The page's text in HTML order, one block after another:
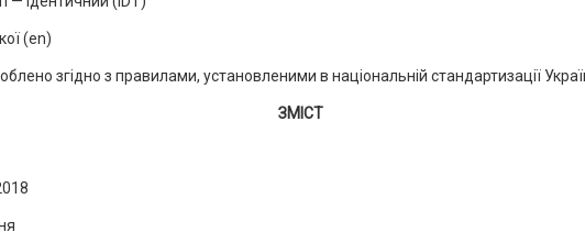
(еn)
згідно з правилами, установленими в національній стандартизації
ЗМІСТ